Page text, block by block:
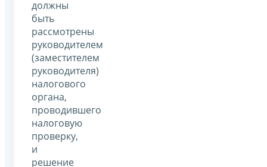
должны
быть
рассмотрены
руководителем
(заместителем
руководителя)
налогового
органа,
проводившего
налоговую
проверку,
и
решение